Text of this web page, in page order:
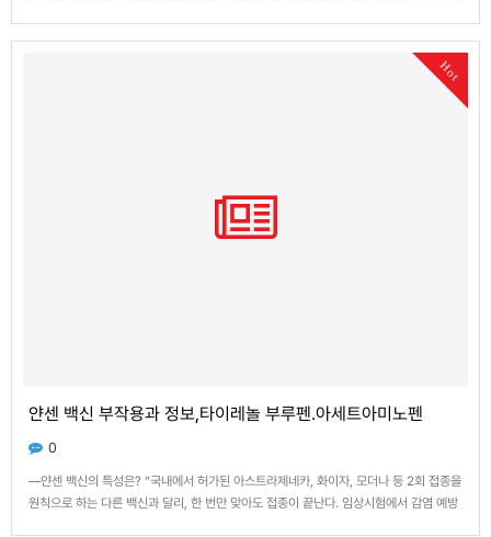
Hot
얀센 백신 부작용과 정보,타이레놀 부루펜.아세트아미노펜
0
—얀센 백신의 특성은? “국내에서 허가된 아스트라제네카, 화이자, 모더나 등 2회 접종을
원칙으로 하는 다른 백신과 달리, 한 번만 맞아도 접종이 끝난다. 임상시험에서 감염 예방